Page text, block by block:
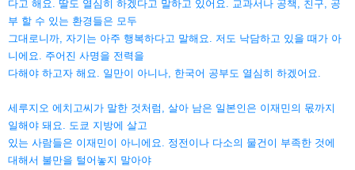
다고 해요. 딸도 열심히 하겠다고 말하고 있어요. 교과서나 공책, 친구, 공
부 할 수 있는 환경들은 모두
그대로니까, 자기는 아주 행복하다고 말해요. 저도 낙담하고 있을 때가 아
니에요. 주어진 사명을 전력을
다해야 하고자 해요. 일만이 아니나, 한국어 공부도 열심히 하겠어요.
세루지오 에치고씨가 말한 것처럼, 살아 남은 일본인은 이재민의 몫까지
일해야 돼요. 도쿄 지방에 살고
있는 사람들은 이재민이 아니에요. 정전이나 다소의 물건이 부족한 것에
대해서 불만을 털어놓지 말아야